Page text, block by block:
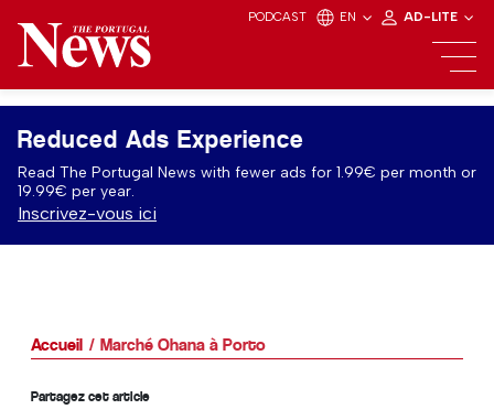
PODCAST EN AD-LITE
Reduced Ads Experience
Read The Portugal News with fewer ads for 1.99€ per month or
19.99€ per year.
Inscrivez-vous ici
Accueil Marché Ohana à Porto
Partagez cet article